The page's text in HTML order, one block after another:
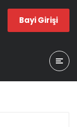
Bayi Girişi